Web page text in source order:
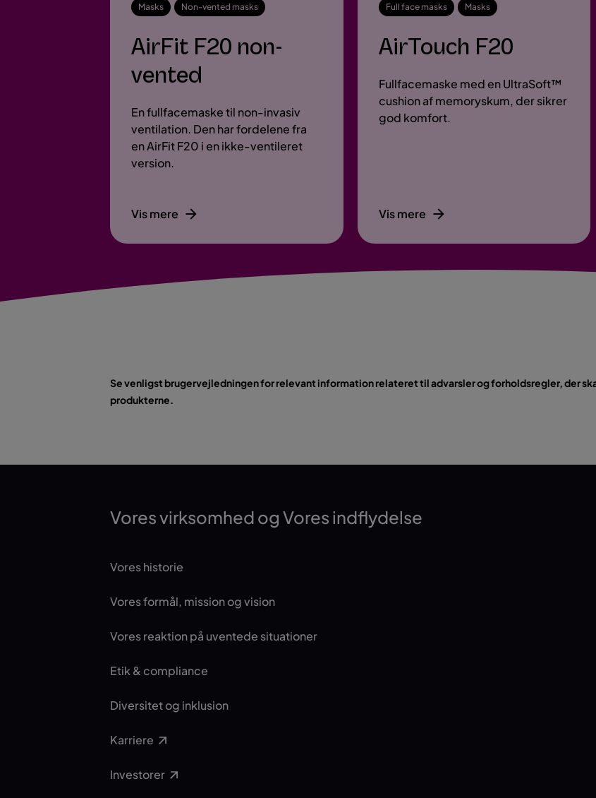
Masks Non-vented masks
AirFit F20 non-
vented
En fullfacemaske til non-invasiv
ventilation. Den har fordelene fra
en AirFit F20 i en ikke-ventileret
version.
Vis mere
Full face masks Masks
AirTouch F20
Fullfacemaske med en UltraSoft™
cushion af memoryskum, der sikrer
god komfort.
Vis mere
Se venligst brugervejledningen for relevant information relateret til advarsler og forholdsregler, der
produkterne.
Vores virksomhed og Vores indflydelse
Vores historie
Vores formål, mission og vision
Vores reaktion på uventede situationer
Etik & compliance
Diversitet og inklusion
Karriere
Investorer